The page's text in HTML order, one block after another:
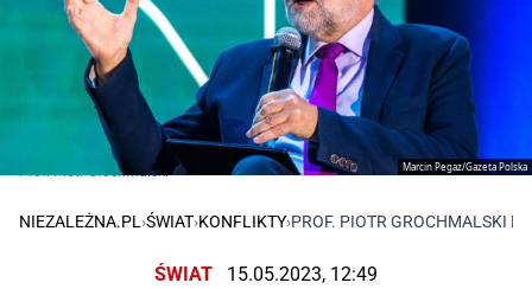
Marcin Pegaz/Gazeta Polska
Prof. Piotr Grochmalski
NIEZALEŻNA.PL ›ŚWIAT›KONFLIKTY›PROF. PIOTR GROCHMALSKI
ŚWIAT 15.05.2023, 12:49